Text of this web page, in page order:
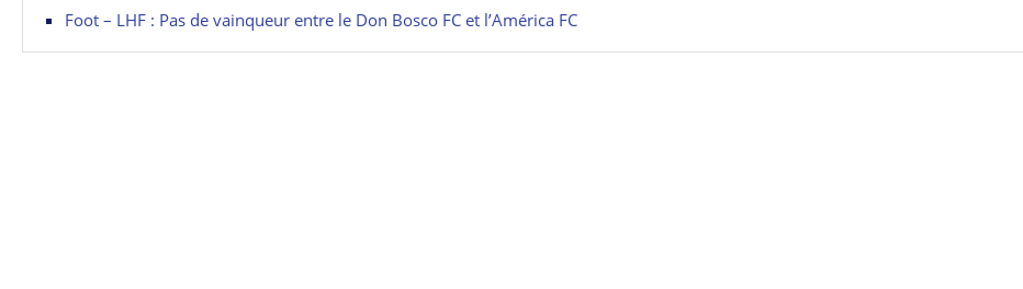
Foot – LHF : Pas de vainqueur entre le Don Bosco FC et l’América FC